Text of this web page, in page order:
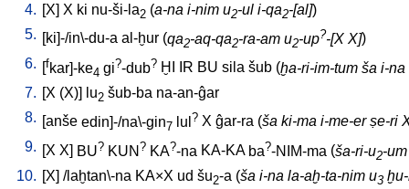
4. [X] X ki nu-ši-la2 (a-na i-nim u2-ul i-qa2-[al])
5.
ki]-/in\-du-a al-ḫur (qa2-aq-qa2-ra-am u2-up?-[X X])
6.
fkar]-ke4 gi?-dub? ḪI IR BU sila šub (ḫa-ri-im-tum ša i-na
7. [X (X)] lu2 šub-ba na-an-ĝar
8.
anše edin]-/na\-gin7 lul ? X ĝar-ra (ša ki-ma i-me-er ṣe-ri
9.
X X BU? KUN ? KA?-na KA-KA ba?-NIM-ma (ša-ri-u2-
10. [X] /laḫtan\-na KA×X ud šu2-a (ša i-na la-aḫ-ta-nim u3